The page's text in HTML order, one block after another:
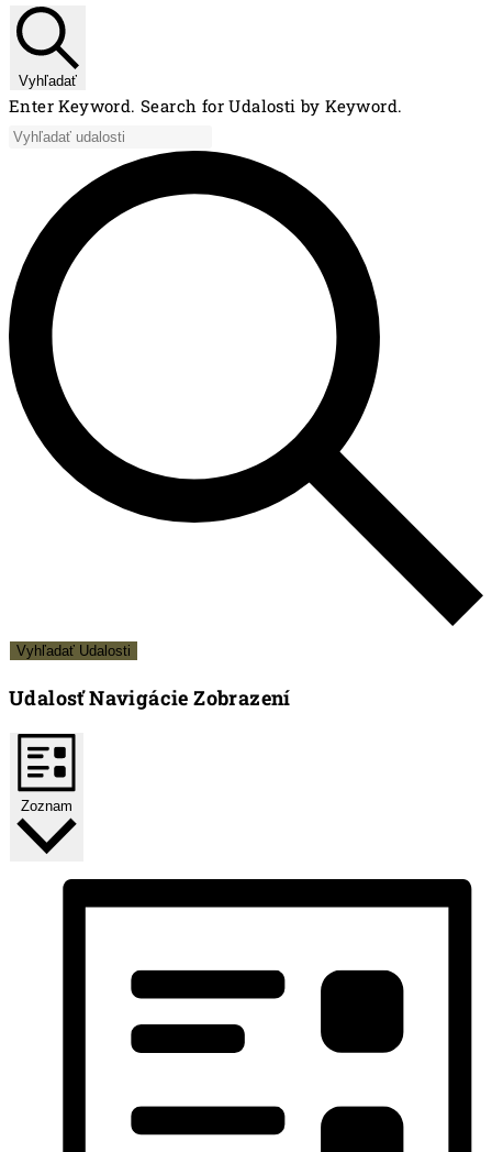
Vyhľadať
Enter Keyword. Search for Udalosti by Keyword.
Vyhľadať Udalosti
Udalosť Navigácie Zobrazení
Zoznam